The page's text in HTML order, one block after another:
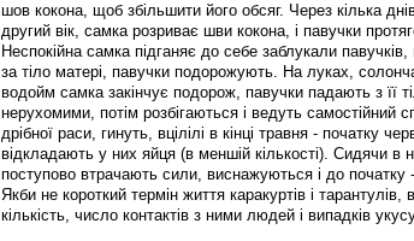
шов кокона, щоб збільшити його обсяг. Через кілька
другий вік, самка розриває шви кокона, і павучки
Неспокійна самка підганяє до себе заблукали
за тіло матері, павучки подорожують. На луках,
водойм самка закінчує подорож, павучки падають з її
нерухомими, потім розбігаються і ведуть самостійний
дрібної раси, гинуть, вцілілі в кінці травня - початку
відкладають у них яйця (в меншій кількості). Сидячи в
поступово втрачають сили, виснажуються і до початку
Якби не короткий термін життя каракуртів і
кількість, число контактів з ними людей і випадків